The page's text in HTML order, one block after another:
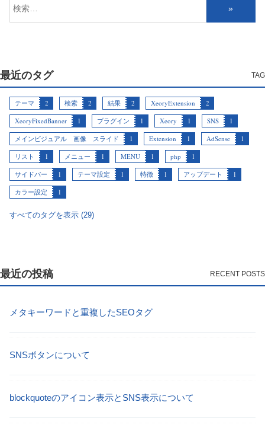
最近のタグ
テーマ 2 検索 2 結果 2 XeoryExtension
2
XeoryFixedBanner
1 プラグイン 1 Xeory 1 SNS
1
メインビジュアル 画像 スライド
1 Extension 1 AdSense
1
リスト
1 メニュー 1 MENU 1 php
1
サイドバー
1 テーマ設定 1 特徴 1 アップデート
1
カラー設定
1
すべてのタグを表示 (29)
最近の投稿
メタキーワードと重複したSEOタグ
SNSボタンについて
blockquoteのアイコン表示とSNS表示について